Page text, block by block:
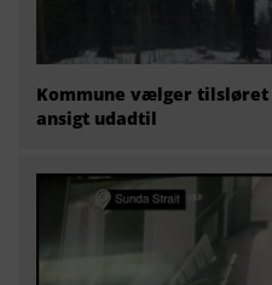
Kommune vælger
ansigt udadtil